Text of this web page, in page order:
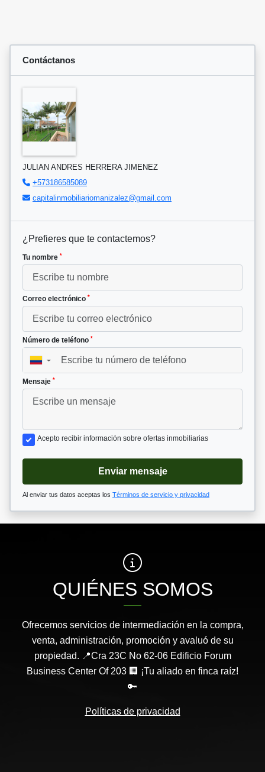
Contáctanos
JULIAN ANDRES HERRERA JIMENEZ
+573186585089
capitalinmobiliariomanizalez@gmail.com
¿Prefieres que te contactemos?
Tu nombre *
Correo electrónico *
Número de teléfono *
▼
Mensaje *
Acepto recibir información sobre ofertas inmobiliarias
Enviar mensaje
Al enviar tus datos aceptas los Términos de servicio y privacidad
QUIÉNES SOMOS
Ofrecemos servicios de intermediación en la compra,
venta, administración, promoción y avaluó de su
propiedad. 📍Cra 23C No 62-06 Edificio Forum
Business Center Of 203 🏢 ¡Tu aliado en finca raíz!
🔑
Políticas de privacidad